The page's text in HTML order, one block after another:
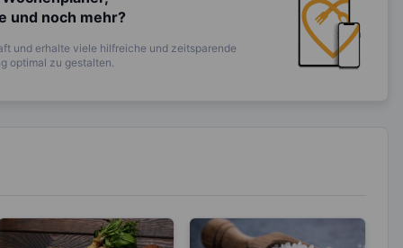
und noch mehr?
und erhalte viele hilfreiche und zeitsparende
optimal zu gestalten.